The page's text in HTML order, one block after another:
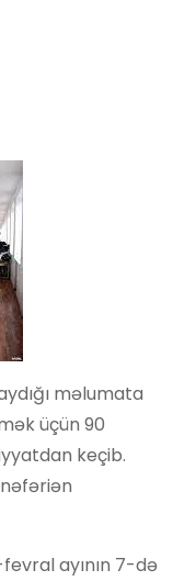
məlumata
üçün 90
keçib.
ayının 7-də